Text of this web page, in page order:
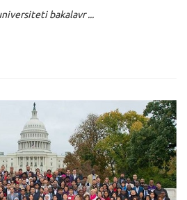
bakalavr ...